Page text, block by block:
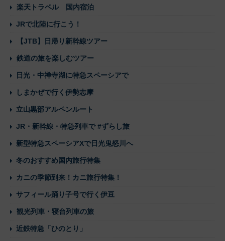
楽天トラベル 国内宿泊
JRで北陸に行こう！
【JTB】日帰り新幹線ツアー
鉄道の旅を楽しむツアー
日光・中禅寺湖に特急スペーシアで
しまかぜで行く伊勢志摩
立山黒部アルペンルート
JR・新幹線・特急列車で #ずらし旅
新型特急スペーシアXで日光鬼怒川へ
冬のおすすめ国内旅行特集
カニの季節到来！カニ旅行特集！
サフィール踊り子号で行く伊豆
観光列車・寝台列車の旅
近鉄特急「ひのとり」